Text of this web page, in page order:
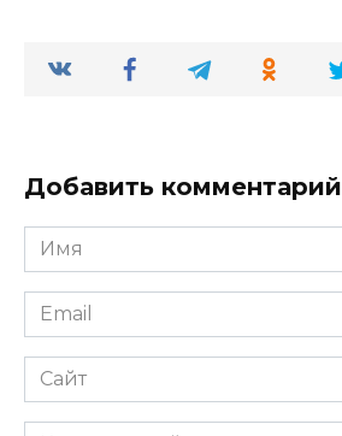
Добавить комментарий
Имя
*
Email
*
Сайт